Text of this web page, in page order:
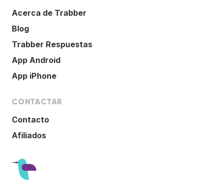
Acerca de Trabber
Blog
Trabber Respuestas
App Android
App iPhone
CONTACTAR
Contacto
Afiliados